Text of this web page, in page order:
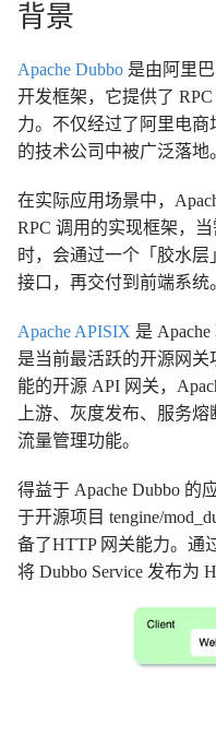
背景
Apache Dubbo 是由阿里
开发框架，它提供了
力。不仅经过了阿里电
的技术公司中被广泛落地
在实际应用场景中，
RPC 调用的实现框架，
时，会通过一个「胶水层
接口，再交付到前端系统
Apache APISIX 是
是当前最活跃的开源网
能的开源 API 网关，
上游、灰度发布、服务
流量管理功能。
得益于 Apache Dubbo 的
于开源项目 tengine/
备了HTTP 网关能力。通
将 Dubbo Service 发布为